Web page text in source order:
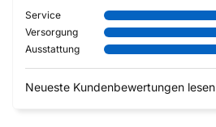
Service
Versorgung
Ausstattung
Neueste Kundenbewertungen lesen